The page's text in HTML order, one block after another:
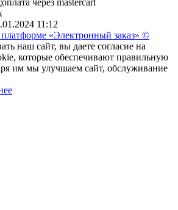
11:12
«Электронный заказ» ©
наш сайт, вы даете согласие на
которые обеспечивают правильную
им мы улучшаем сайт, обслуживание